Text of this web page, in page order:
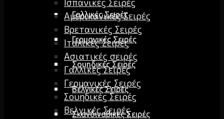
Γαλλικές Σειρές
Γερμανικές Σειρές
Σουηδικές Σειρές
Βελγικές Σειρές
Σκανδιναβικές Σειρές
Ισπανικές Σειρές
Αμερικανικές Σειρές
Βρετανικές Σειρές
Ιταλικές Σειρές
Ασιατικές σειρές
Γαλλικές Σειρές
Γερμανικές Σειρές
Σουηδικές Σειρές
Βελγικές Σειρές